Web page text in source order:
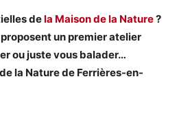
dela Maison de la Nature?
un premier atelier
ou juste vous balader…
la Nature de Ferrières-en-